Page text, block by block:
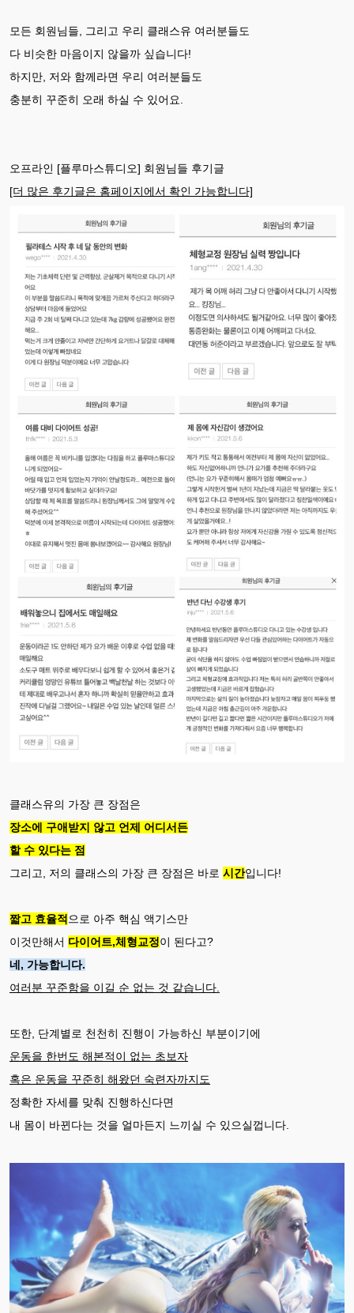
모든 회원님들, 그리고 우리 클래스유 여러분들도
다 비슷한 마음이지 않을까 싶습니다!
하지만, 저와 함께라면 우리 여러분들도
충분히 꾸준히 오래 하실 수 있어요.
오프라인 [플루마스튜디오] 회원님들 후기글
[더 많은 후기글은 홈페이지에서 확인 가능합니다]
클래스유의 가장 큰 장점은
장소에 구애받지 않고 언제 어디서든
할 수 있다는 점
그리고, 저의 클래스의 가장 큰 장점은 바로 시간입니다!
짧고 효율적 으로 아주 핵심 액기스만
이것만해서 다이어트,체형교정이 된다고?
네, 가능합니다.
여러분 꾸준함을 이길 순 없는 것 같습니다.
또한, 단계별로 천천히 진행이 가능하신 부분이기에
운동을 한번도 해본적이 없는 초보자
혹은 운동을 꾸준히 해왔던 숙련자까지도
정확한 자세를 맞춰 진행하신다면
내 몸이 바뀐다는 것을 얼마든지 느끼실 수 있으실껍니다.